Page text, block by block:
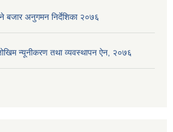
बजार अनुगमन निर्देशिका २०७६
न्यूनीकरण तथा व्यवस्थापन ऐन, २०७६